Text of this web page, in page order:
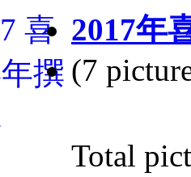
2017年
(7
Total